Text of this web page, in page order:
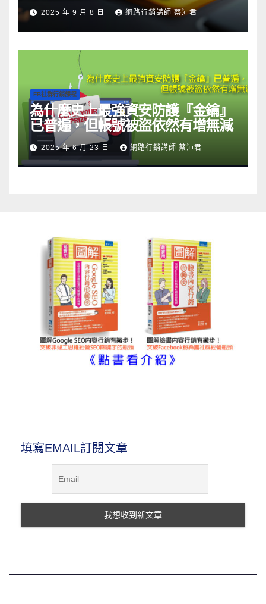
2025 年 9 月 8 日 網路行銷講師 蔡沛君
FB社群行銷課程
為什麼史上最強資安防護『金鑰』
已普遍，但帳號被盜依然有增無減
2025 年 6 月 23 日 網路行銷講師 蔡沛君
填寫EMAIL訂閱文章